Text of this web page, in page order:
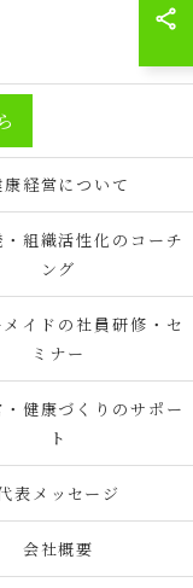
康経営について
組織活性化のコーチ
ング
イドの社員研修・セ
ミナー
健康づくりのサポー
ト
表メッセージ
会社概要